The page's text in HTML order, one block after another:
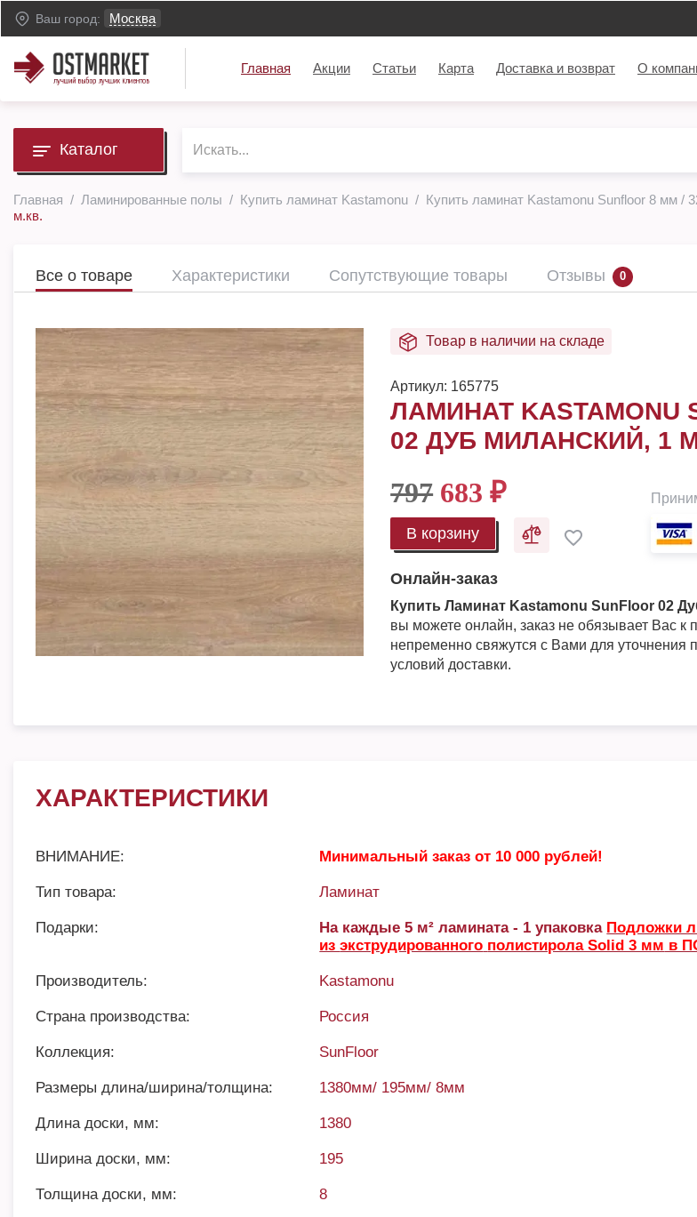
Ваш город: Москва
Главная Акции Статьи Карта Доставка и возврат О
Каталог
Главная Ламинированные полы Купить ламинат Kastamonu Купить ламинат Kastamonu Sunfloor 8 мм /
м.кв.
Все о товаре Характеристики Сопутствующие товары Отзывы 0
Товар в наличии на складе
Артикул: 165775
ЛАМИНАТ KASTAMONU
02 ДУБ МИЛАНСКИЙ, 1
797 683 ₽
В корзину
Онлайн-заказ
Купить Ламинат Kastamonu SunFloor 02
вы можете онлайн, заказ не обязывает Вас к
непременно свяжутся с Вами для уточнения
условий доставки.
ХАРАКТЕРИСТИКИ
ВНИМАНИЕ: Минимальный заказ от 10 000 рублей!
Тип товара: Ламинат
Подарки: На каждые 5 м² ламината - 1 упаковка Подложки
изэкструдированного полистирола Solid 3 мм в
Производитель: Kastamonu
Страна производства: Россия
Коллекция: SunFloor
Размеры длина/ширина/толщина: 1380мм/ 195мм/ 8мм
Длина доски, мм: 1380
Ширина доски, мм: 195
Толщина доски, мм: 8